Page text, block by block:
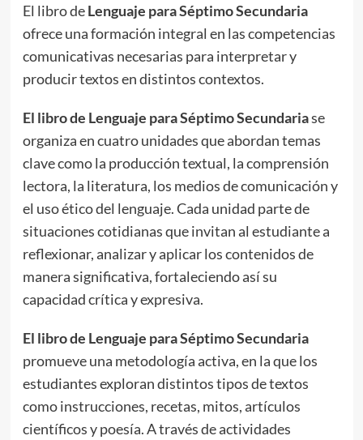
El libro deLenguaje para Séptimo Secundaria
ofrece una formación integral en las competencias
comunicativas necesarias para interpretar y
producir textos en distintos contextos.
El libro de Lenguaje para Séptimo Secundariase
organiza en cuatro unidades que abordan temas
clave como la producción textual, la comprensión
lectora, la literatura, los medios de comunicación y
el uso ético del lenguaje. Cada unidad parte de
situaciones cotidianas que invitan al estudiante a
reflexionar, analizar y aplicar los contenidos de
manera significativa, fortaleciendo así su
capacidad crítica y expresiva.
El libro de Lenguaje para Séptimo Secundaria
promueve una metodología activa, en la que los
estudiantes exploran distintos tipos de textos
como instrucciones, recetas, mitos, artículos
científicos y poesía. A través de actividades